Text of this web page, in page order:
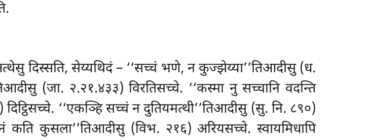
दिस्सति, सेय्यथिदं – ‘‘सच्चं भणे, न कुज्झेय्या’’तिआदीसु (ध.
(जा. २.२१.४३३) विरतिसच्चे. ‘‘कस्मा नु सच्चानिवदन्ति
‘‘एकञ्हि सच्चं न दुतियमत्थी’’तिआदीसु (सु. नि. ८९०)
कति कुसला’’तिआदीसु (विभ. २१६) अरियसच्चे. स्वायमिधापि